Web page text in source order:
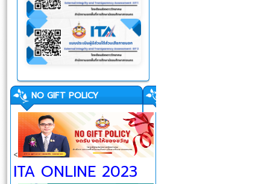
NO GIFT POLICY
<
ITA ONLINE 2023